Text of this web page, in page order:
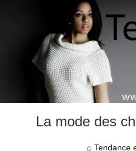
La mode des
Tendance